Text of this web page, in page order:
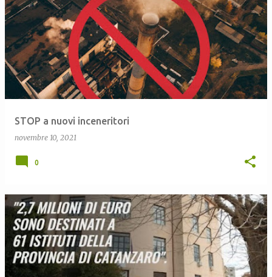
STOP a nuovi inceneritori
novembre 10, 2021
0